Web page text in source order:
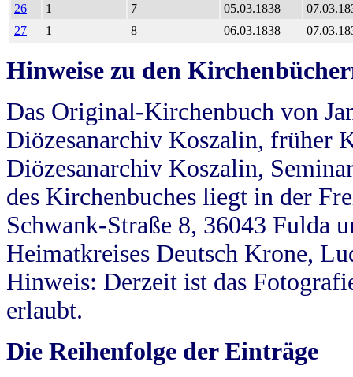
26
1 7 05.03.1838
27
1 8 06.03.1838
Hinweise zu den
Das Original-Kirchenbuch von
Diözesanarchiv Koszalin, früher
Diözesanarchiv Koszalin,
des Kirchenbuches liegt in der
Schwank-Straße 8, 36043 Fulda
Heimatkreises Deutsch Krone,
Hinweis: Derzeit ist das
erlaubt.
Die Reihenfolge der Einträge